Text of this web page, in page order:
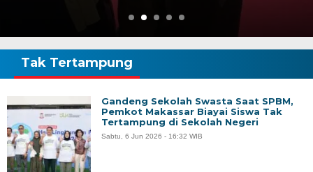
Tak Tertampung
Gandeng Sekolah Swasta Saat SPBM,
Pemkot Makassar Biayai Siswa Tak
Tertampung di Sekolah Negeri
Sabtu, 6 Jun 2026 - 16:32 WIB